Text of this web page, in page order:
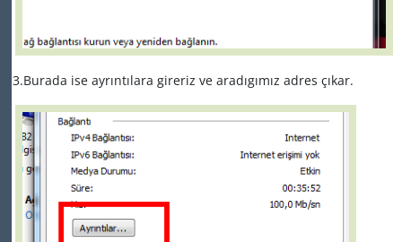
3.Burada ise ayrıntılara gireriz ve aradıgımız adres çıkar.